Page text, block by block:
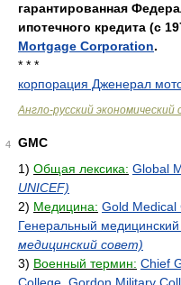
гарантированная
ипотечного кредита (с
Mortgage Corporation.
* * *
корпорация Дженерал
Англо-русский экономический
4
GMC
1) Общая лексика: Global
UNICEF)
2) Медицина: Gold Medical
Генеральный медицинский
медицинский совет)
3) Военный термин: Chief